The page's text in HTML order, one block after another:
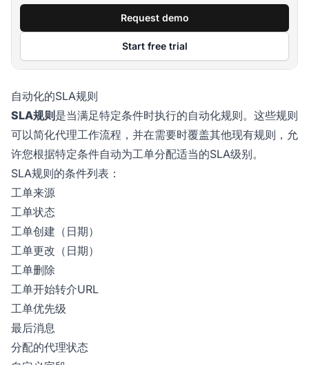
Request demo
Start free trial
自动化的SLA规则
SLA规则是当满足特定条件时执行的自动化规则。这些规则
可以简化代理工作流程，并在需要时覆盖其他现有规则，允
许您根据特定条件自动为工单分配适当的SLA级别。
SLA规则的条件列表：
工单来源
工单状态
工单创建（日期）
工单更改（日期）
工单删除
工单开始转介URL
工单优先级
最后消息
分配的代理状态